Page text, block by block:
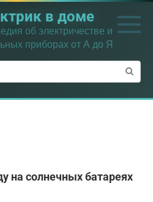
в доме
об электричестве и
приборах от А до Я
на солнечных батареях